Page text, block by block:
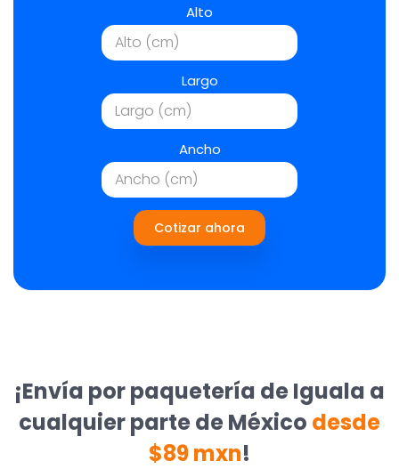
Alto
Largo
Ancho
Cotizar ahora
¡Envía por paquetería de Iguala a
cualquier parte de México desde
$89 mxn!